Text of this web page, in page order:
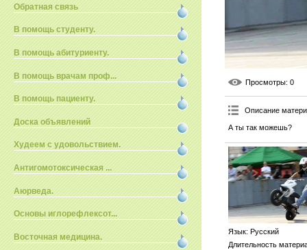
Обратная связь
В помощь студенту.
В помощь абитуриенту.
В помощь врачам проф...
В помощь пациенту.
Доска объявлений
Худеем с удовольствием.
Антигомотоксическая ...
Аюрведа.
Основы иглорефлексот...
Восточная медицина.
Просмотры: 0
Описание
А ты так можешь?
Язык: Русский
Длительность